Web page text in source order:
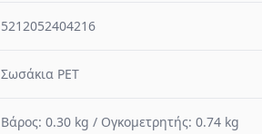
5212052404216
Σωσάκια PET
Βάρος: 0.30 kg / Ογκομετρητής: 0.74 kg